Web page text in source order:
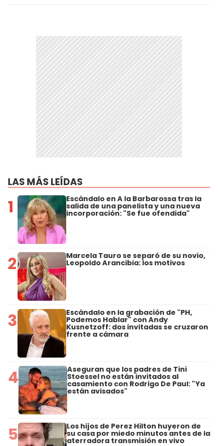
LAS MÁS LEÍDAS
1 Escándalo en A la Barbarossa tras la
salida de una panelista y una nueva
incorporación: "Se fue ofendida"
2 Marcela Tauro se separó de su novio,
Leopoldo Arancibia: los motivos
3 Escándalo en la grabación de "PH,
Podemos Hablar" con Andy
Kusnetzoff: dos invitadas se cruzaron
frente a cámara
4 Aseguran que los padres de Tini
Stoessel no están invitados al
casamiento con Rodrigo De Paul: "Ya
están avisados"
5 Los hijos de Perez Hilton huyeron de
su casa por miedo minutos antes de la
aterradora transmisión en vivo